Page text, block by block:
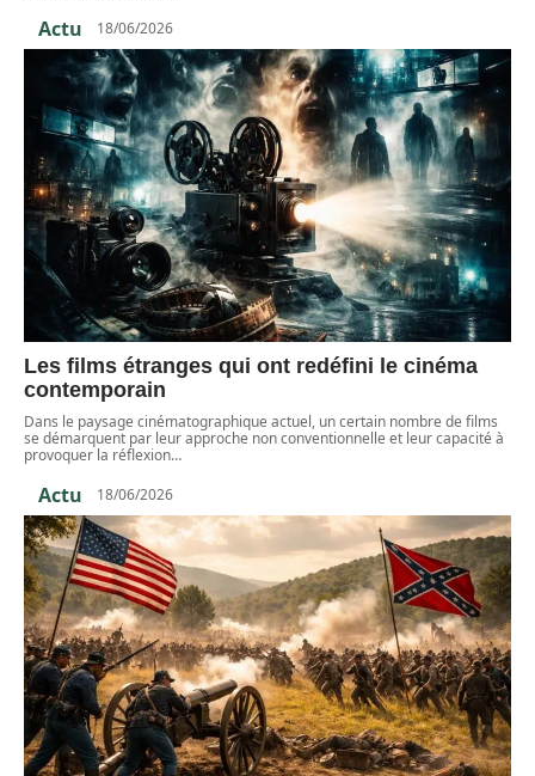
Actu 18/06/2026
Les films étranges qui ont redéfini le cinéma
contemporain
Dans le paysage cinématographique actuel, un certain nombre de films
se démarquent par leur approche non conventionnelle et leur capacité à
provoquer la réflexion…
Actu 18/06/2026